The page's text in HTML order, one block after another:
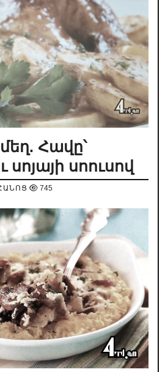
Հավը՝
սոուսով
745